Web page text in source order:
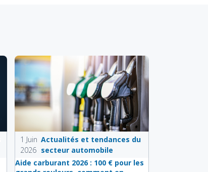
1 Juin
2026
Actualités et tendances du
secteur automobile
Aide carburant 2026 : 100 € pour les